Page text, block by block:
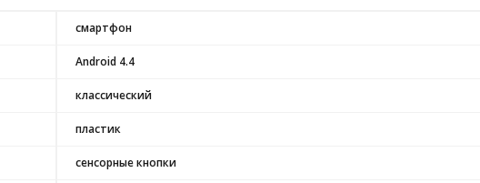
смартфон
Android 4.4
классический
пластик
сенсорные кнопки